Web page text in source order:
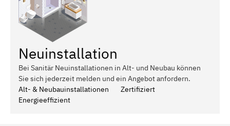
Neuinstallation
Bei Sanitär Neuinstallationen in Alt- und Neubau können
Sie sich jederzeit melden und ein Angebot anfordern.
Alt- & Neubauinstallationen
Zertifiziert
Energieeffizient